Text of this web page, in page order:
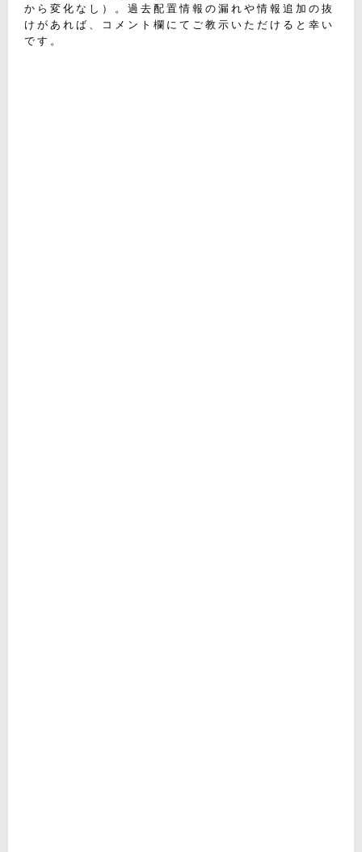
から変化なし）。過去配置情報の漏れや情報追加の抜
けがあれば、コメント欄にてご教示いただけると幸い
です。